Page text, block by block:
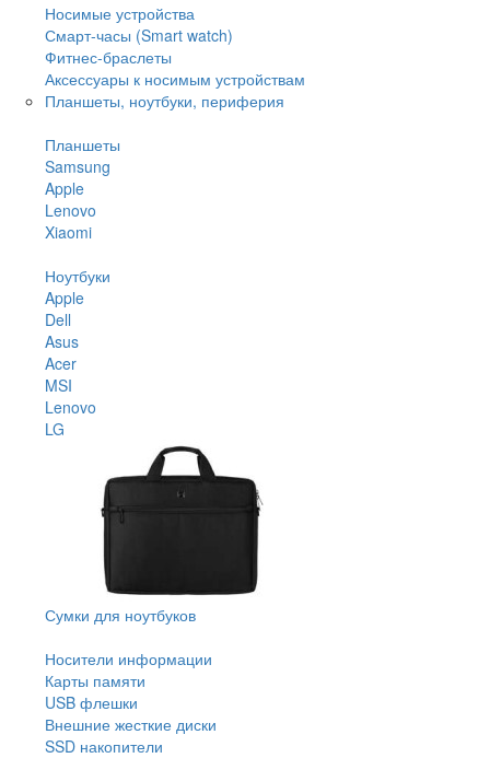
Носимые устройства
Смарт-часы (Smart watch)
Фитнес-браслеты
Аксессуары к носимым устройствам
Планшеты, ноутбуки, периферия
Планшеты
Samsung
Apple
Lenovo
Xiaomi
Ноутбуки
Apple
Dell
Asus
Acer
MSI
Lenovo
LG
Сумки для ноутбуков
Носители информации
Карты памяти
USB флешки
Внешние жесткие диски
SSD накопители